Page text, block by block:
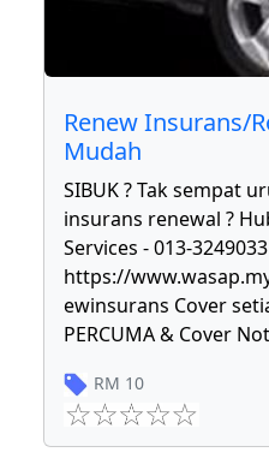
Renew Insurans/
Mudah
SIBUK ? Tak sempat
insurans renewal ?
Services - 013-3249033
https://
ewinsurans Cover
PERCUMA & Cover Not
RM 10